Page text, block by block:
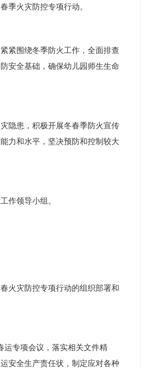
季火灾防控专项行动。
紧围绕冬季防火工作，全面排查
安全基础，确保幼儿园师生生命
隐患，积极开展冬春季防火宣传
力和水平，坚决预防和控制较大
作领导小组。
火灾防控专项行动的组织部署和
运专项会议，落实相关文件精
安全生产责任状，制定应对各种